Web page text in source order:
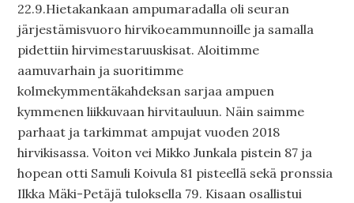
22.9.Hietakankaan ampumaradalla oli seuran
järjestämisvuoro hirvikoeammunnoille ja samalla
pidettiin hirvimestaruuskisat. Aloitimme
aamuvarhain ja suoritimme
kolmekymmentäkahdeksan sarjaa ampuen
kymmenen liikkuvaan hirvitauluun. Näin saimme
parhaat ja tarkimmat ampujat vuoden 2018
hirvikisassa. Voiton vei Mikko Junkala pistein 87 ja
hopean otti Samuli Koivula 81 pisteellä sekä pronssia
Ilkka Mäki-Petäjä tuloksella 79. Kisaan osallistui